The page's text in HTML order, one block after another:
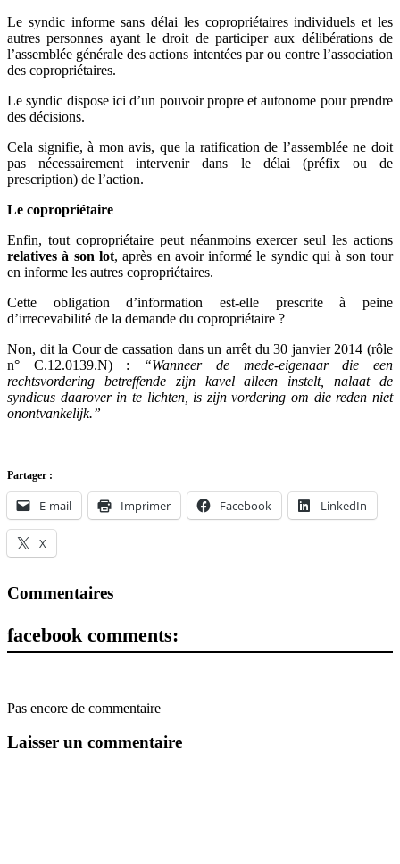
Le syndic informe sans délai les copropriétaires individuels et les
autres personnes ayant le droit de participer aux délibérations de
l’assemblée générale des actions intentées par ou contre l’association
des copropriétaires.
Le syndic dispose ici d’un pouvoir propre et autonome pour prendre
des décisions.
Cela signifie, à mon avis, que la ratification de l’assemblée ne doit
pas nécessairement intervenir dans le délai (préfix ou de
prescription) de l’action.
Le copropriétaire
Enfin, tout copropriétaire peut néanmoins exercer seul les actions
relatives à son lot, après en avoir informé le syndic qui à son tour
en informe les autres copropriétaires.
Cette obligation d’information est-elle prescrite à peine
d’irrecevabilité de la demande du copropriétaire ?
Non, dit la Cour de cassation dans un arrêt du 30 janvier 2014 (rôle
n° C.12.0139.N) :
“Wanneer de mede-eigenaar die een
rechtsvordering betreffende zijn kavel alleen instelt, nalaat de
syndicus daarover in te lichten, is zijn vordering om die reden niet
onontvankelijk.”
Partager :
E-mail Imprimer Facebook LinkedIn
X
Commentaires
facebook comments:
Pas encore de commentaire
Laisser un commentaire